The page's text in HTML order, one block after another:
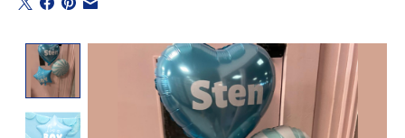
Product image slideshow Items